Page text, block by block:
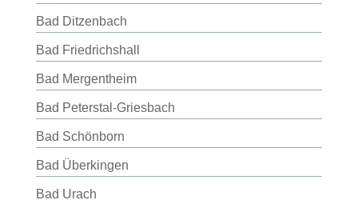
Bad Ditzenbach
Bad Friedrichshall
Bad Mergentheim
Bad Peterstal-Griesbach
Bad Schönborn
Bad Überkingen
Bad Urach